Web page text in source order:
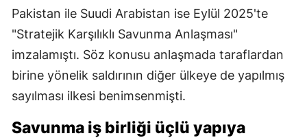
Pakistan ile Suudi Arabistan ise Eylül 2025'te
"Stratejik Karşılıklı Savunma Anlaşması"
imzalamıştı. Söz konusu anlaşmada taraflardan
birine yönelik saldırının diğer ülkeye de yapılmış
sayılması ilkesi benimsenmişti.
Savunma iş birliği üçlü yapıya